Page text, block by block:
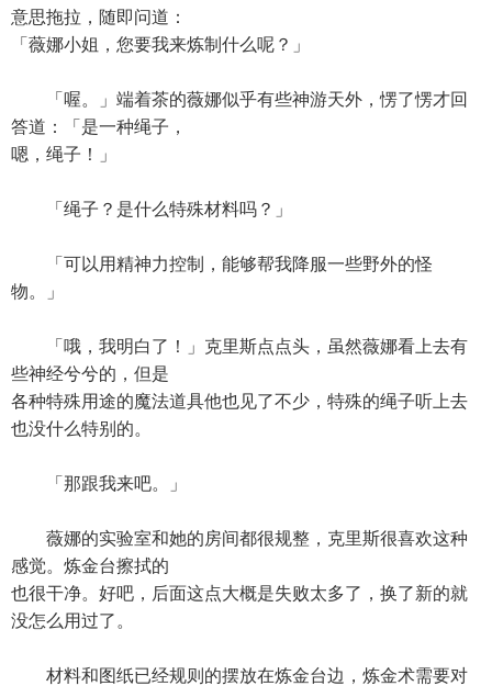
意思拖拉，随即问道：
「薇娜小姐，您要我来炼制什么呢？」
「喔。」端着茶的薇娜似乎有些神游天外，愣了愣才回
答道：「是一种绳子，
嗯，绳子！」
「绳子？是什么特殊材料吗？」
「可以用精神力控制，能够帮我降服一些野外的怪
物。」
「哦，我明白了！」克里斯点点头，虽然薇娜看上去有
些神经兮兮的，但是
各种特殊用途的魔法道具他也见了不少，特殊的绳子听上去
也没什么特别的。
「那跟我来吧。」
薇娜的实验室和她的房间都很规整，克里斯很喜欢这种
感觉。炼金台擦拭的
也很干净。好吧，后面这点大概是失败太多了，换了新的就
没怎么用过了。
材料和图纸已经规则的摆放在炼金台边，炼金术需要对